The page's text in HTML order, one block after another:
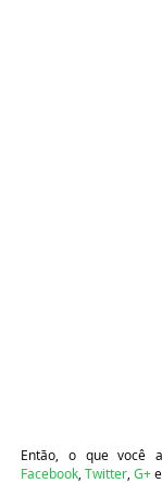
Então, o que você
Facebook Twitter G+e